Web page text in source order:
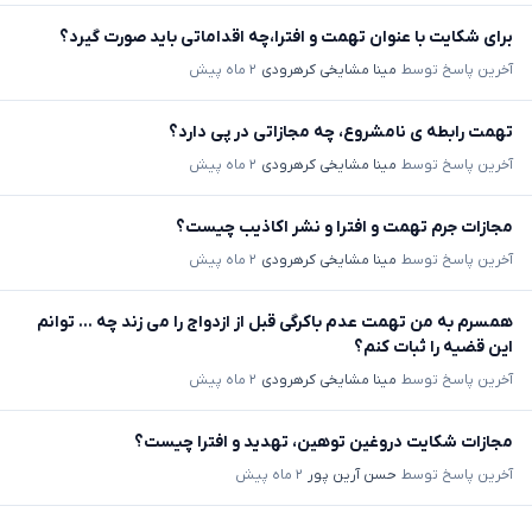
برای شکایت با عنوان تهمت و افترا،چه اقداماتی باید صورت گیرد؟
آخرین پاسخ توسط مینا مشایخی کرهرودی ۲ ماه پیش
تهمت رابطه ی نامشروع، چه مجازاتی در پی دارد؟
آخرین پاسخ توسط مینا مشایخی کرهرودی ۲ ماه پیش
مجازات جرم تهمت و افترا و نشر اکاذیب چیست؟
آخرین پاسخ توسط مینا مشایخی کرهرودی ۲ ماه پیش
همسرم به من تهمت عدم باکرگی قبل از ازدواج را می زند چه ... توانم
این قضیه را ثبات کنم؟
آخرین پاسخ توسط مینا مشایخی کرهرودی ۲ ماه پیش
مجازات شکایت دروغین توهین، تهدید و افترا چیست؟
آخرین پاسخ توسط حسن آرین پور ۲ ماه پیش